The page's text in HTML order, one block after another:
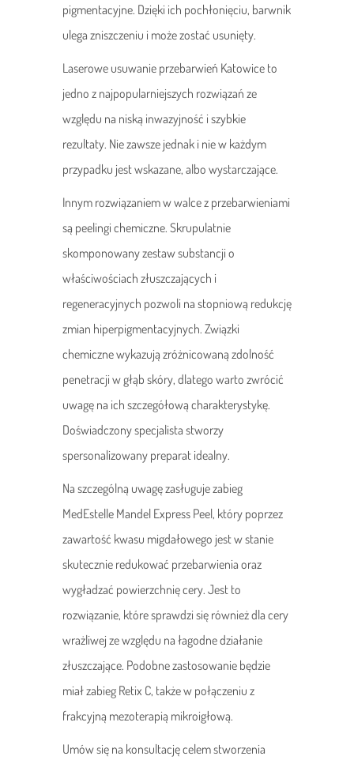
pigmentacyjne. Dzięki ich pochłonięciu, barwnik
ulega zniszczeniu i może zostać usunięty.
Laserowe usuwanie przebarwień Katowice to
jedno z najpopularniejszych rozwiązań ze
względu na niską inwazyjność i szybkie
rezultaty. Nie zawsze jednak i nie w każdym
przypadku jest wskazane, albo wystarczające.
Innym rozwiązaniem w walce z przebarwieniami
są peelingi chemiczne. Skrupulatnie
skomponowany zestaw substancji o
właściwościach złuszczających i
regeneracyjnych pozwoli na stopniową redukcję
zmian hiperpigmentacyjnych. Związki
chemiczne wykazują zróżnicowaną zdolność
penetracji w głąb skóry, dlatego warto zwrócić
uwagę na ich szczegółową charakterystykę.
Doświadczony specjalista stworzy
spersonalizowany preparat idealny.
Na szczególną uwagę zasługuje zabieg
MedEstelle Mandel Express Peel, który poprzez
zawartość kwasu migdałowego jest w stanie
skutecznie redukować przebarwienia oraz
wygładzać powierzchnię cery. Jest to
rozwiązanie, które sprawdzi się również dla cery
wrażliwej ze względu na łagodne działanie
złuszczające. Podobne zastosowanie będzie
miał zabieg Retix C, także w połączeniu z
frakcyjną mezoterapią mikroigłową.
Umów się na konsultację celem stworzenia